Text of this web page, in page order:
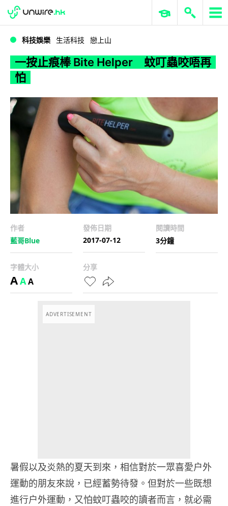
一按止痕棒 Bite Helper 蚊叮蟲咬唔再怕
WWDC 2026 ERP 與商業 AI
科技娛樂 生活科技 戀上山
一按止痕棒 Bite Helper 蚊叮蟲咬唔再
怕
作者
藍哥Blue
發佈日期
2017-07-12
閱讀時間
3分鐘
字體大小
AAA
分享
ADVERTISEMENT
暑假以及炎熱的夏天到來，相信對於一眾喜愛户外
運動的朋友來說，已經蓄勢待發。但對於一些既想
進行户外運動，又怕蚊叮蟲咬的讀者而言，就必需